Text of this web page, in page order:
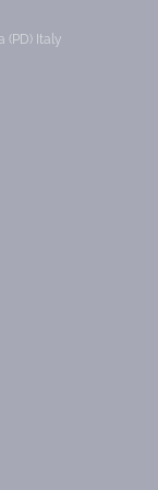
(PD) Italy